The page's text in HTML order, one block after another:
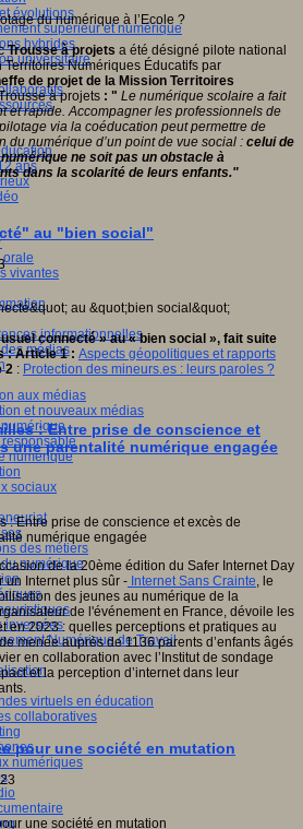
évolutions
supérieur et numérique
hybrides
universitaire
ans
orale
vivantes
informationnelles
médias
aux médias
et nouveaux médias
responsable
numérique
sociaux
des métiers
numérique
inversées
Numérique de Travail
virtuels en éducation
collaboratives
numériques
Trousse à projets a été désigné pilote national
Territoires Numériques Éducatifs par
de projet de la Mission Territoires
à projets : " Le numérique scolaire a fait
et rapide. Accompagner les professionnels de
via la coéducation peut permettre de
du numérique d’un point de vue social : celui de
ne soit pas un obstacle à
dans la scolarité de leurs enfants."
au "bien social"
usuel connecté » au « bien social », fait suite
: Article 1 : Aspects géopolitiques et rapports
2 : Protection des mineurs.es : leurs paroles ?
: Entre prise de conscience et
une parentalité numérique engagée
de la 20ème édition du Safer Internet Day
un Internet plus sûr - Internet Sans Crainte, le
des jeunes au numérique de la
de l'événement en France, dévoile les
en 2023 : quelles perceptions et pratiques au
menée auprès de 1136 parents d’enfants âgés
en collaboration avec l’Institut de sondage
et la perception d’internet dans leur
pour une société en mutation